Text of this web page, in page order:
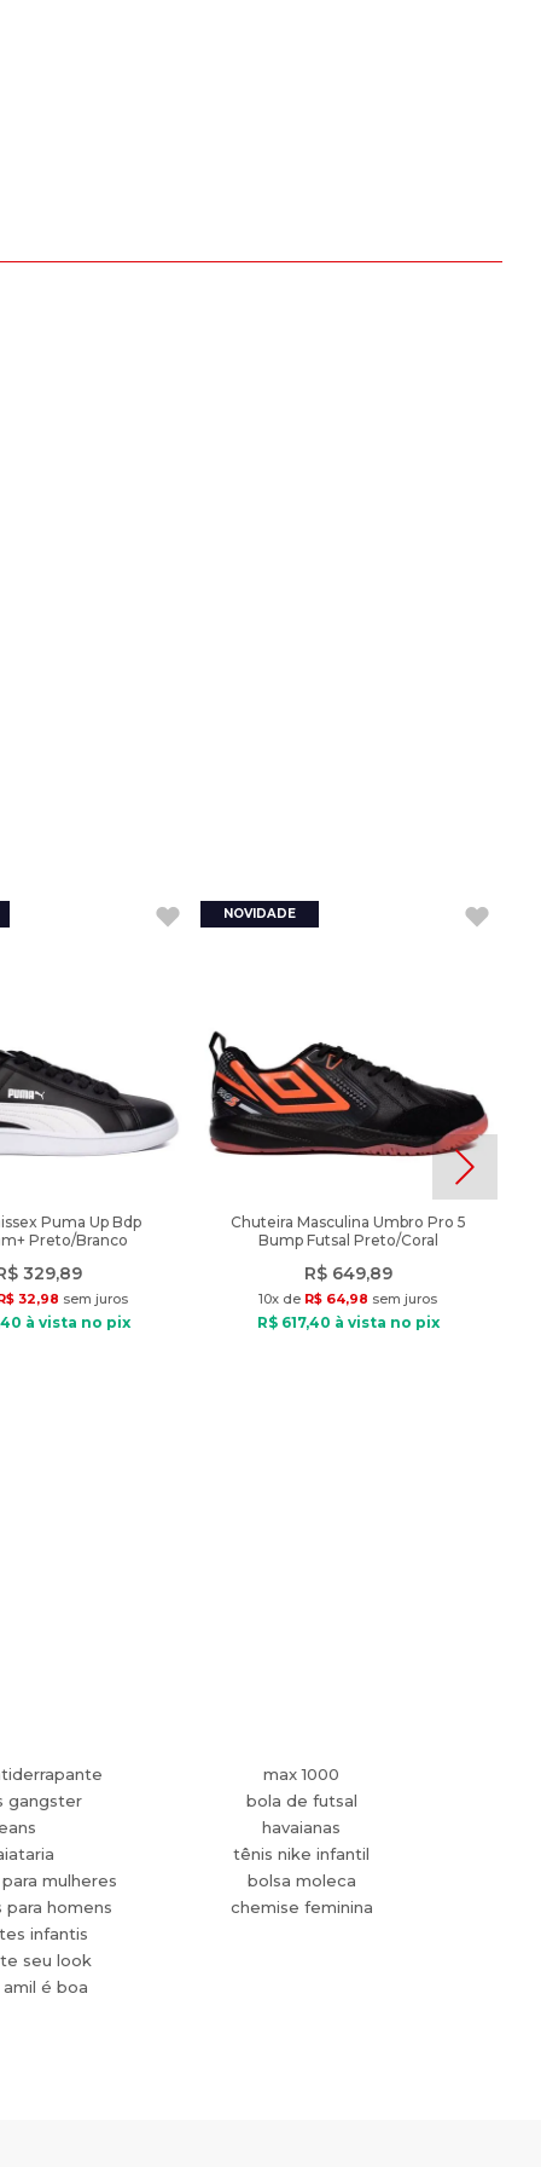
Puma Up Bdp
Preto/Branco
329,89
32,98 sem juros
40 à vista no pix
Chuteira Masculina Umbro Pro 5
Bump Futsal Preto/Coral
R$ 649,89
10x de R$ 64,98 sem juros
R$ 617,40 à vista no pix
gangster
mulheres
homens
infantis
seu look
é boa
max 1000
bola de futsal
havaianas
tênis nike infantil
bolsa moleca
chemise feminina